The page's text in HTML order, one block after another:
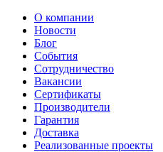
О компании
Новости
Блог
События
Сотрудничество
Вакансии
Сертификаты
Производители
Гарантия
Доставка
Реализованные проекты